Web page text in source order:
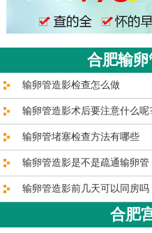
合肥输
输卵管造影检查怎么做
输卵管造影术后要注意什么呢
输卵管堵塞检查方法有哪些
输卵管造影是不是疏通输卵管
输卵管造影前几天可以同房吗
合肥